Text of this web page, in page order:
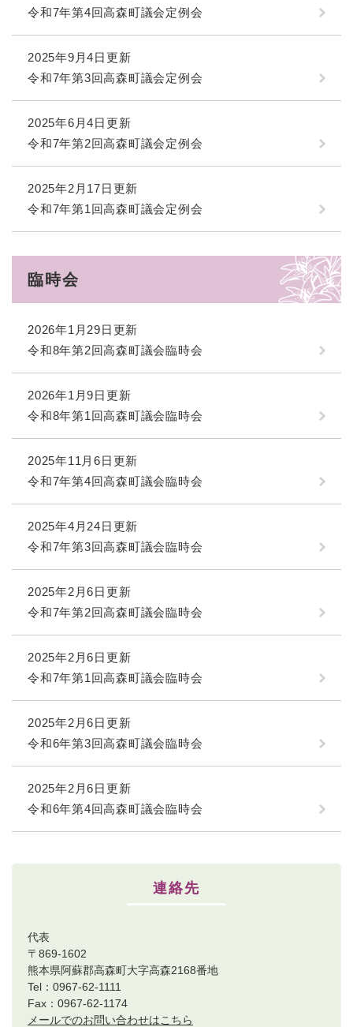
令和7年第4回高森町議会定例会
2025年9月4日更新
令和7年第3回高森町議会定例会
2025年6月4日更新
令和7年第2回高森町議会定例会
2025年2月17日更新
令和7年第1回高森町議会定例会
臨時会
2026年1月29日更新
令和8年第2回高森町議会臨時会
2026年1月9日更新
令和8年第1回高森町議会臨時会
2025年11月6日更新
令和7年第4回高森町議会臨時会
2025年4月24日更新
令和7年第3回高森町議会臨時会
2025年2月6日更新
令和7年第2回高森町議会臨時会
2025年2月6日更新
令和7年第1回高森町議会臨時会
2025年2月6日更新
令和6年第3回高森町議会臨時会
2025年2月6日更新
令和6年第4回高森町議会臨時会
連絡先
代表
〒869-1602
熊本県阿蘇郡高森町大字高森2168番地
Tel：0967-62-1111
Fax：0967-62-1174
メールでのお問い合わせはこちら